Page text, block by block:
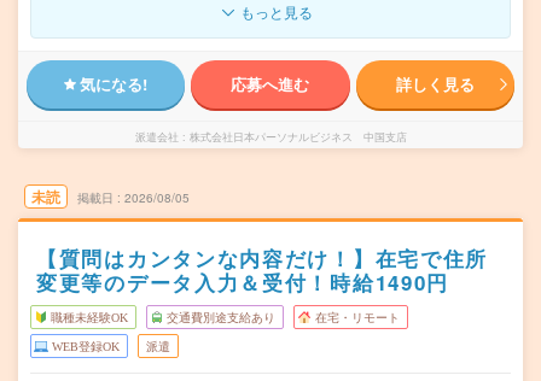
もっと見る
気になる! 応募へ進む 詳しく見る
派遣会社 株式会社日本パーソナルビジネス 中国支店
未読 掲載日 2026/08/05
【質問はカンタンな内容だけ！】在宅で住所
変更等のデータ入力＆受付！時給1490円
職種未経験OK 交通費別途支給あり 在宅・リモート
WEB登録OK 派遣